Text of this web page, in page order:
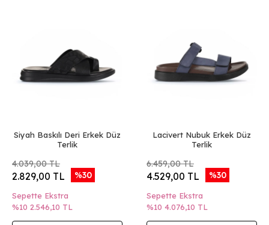
Siyah Baskılı Deri Erkek Düz
Terlik
4.039,00 TL
2.829,00 TL %30
Sepette Ekstra
%10 2.546,10 TL
Lacivert Nubuk Erkek Düz
Terlik
6.459,00 TL
4.529,00 TL %30
Sepette Ekstra
%10 4.076,10 TL